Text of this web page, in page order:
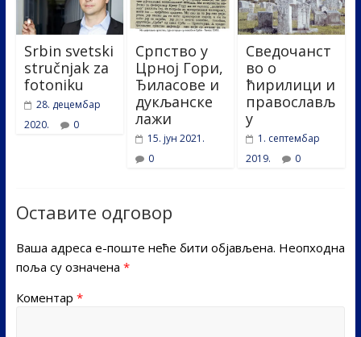
Srbin svetski
stručnjak za
fotoniku
28. децембар
2020.
0
Српство у
Црној Гори,
Ђиласове и
дукљанске
лажи
15. јун 2021.
0
Сведочанст
во о
ћирилици и
православљ
у
1. септембар
2019.
0
Оставите одговор
Ваша адреса е-поште неће бити објављена. Неопходна
поља су означена *
Коментар *